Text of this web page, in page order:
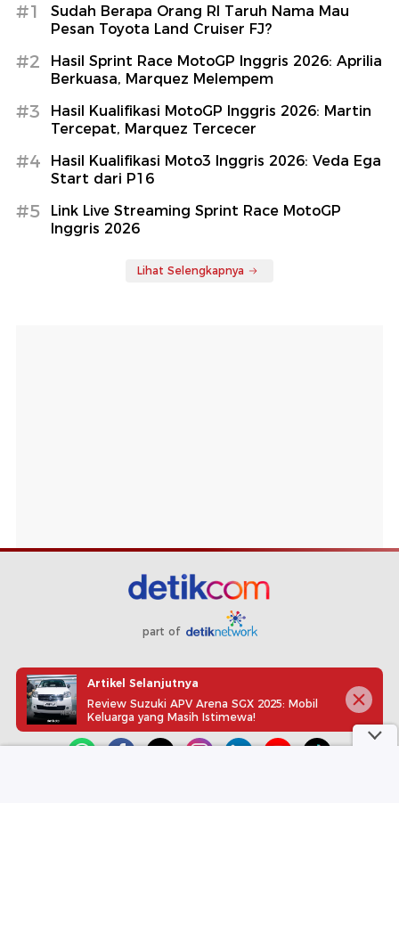
#1
Sudah Berapa Orang RI Taruh Nama Mau
Pesan Toyota Land Cruiser FJ?
#2
Hasil Sprint Race MotoGP Inggris 2026: Aprilia
Berkuasa, Marquez Melempem
#3
Hasil Kualifikasi MotoGP Inggris 2026: Martin
Tercepat, Marquez Tercecer
#4
Hasil Kualifikasi Moto3 Inggris 2026: Veda Ega
Start dari P16
#5
Link Live Streaming Sprint Race MotoGP
Inggris 2026
Lihat Selengkapnya
part of
Redaksi Pedoman Media Siber Karir
Kotak Pos
Info Iklan
Privacy Policy Disclaimer
Artikel Selanjutnya
Review Suzuki APV Arena SGX 2025: Mobil
Keluarga yang Masih Istimewa!